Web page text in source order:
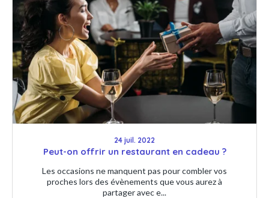
24 juil. 2022
Peut-on offrir un restaurant en cadeau ?
Les occasions ne manquent pas pour combler vos
proches lors des évènements que vous aurez à
partager avec e...